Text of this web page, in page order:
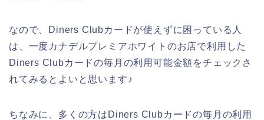
なので、Diners Clubカードが使えずに困っている人
は、一度カナデルプレミアホワイトのお店で利用した
Diners Clubカードの毎月の利用可能金額をチェックさ
れてみるとよいと思います♪
ちなみに、多くの方はDiners Clubカードの毎月の利用